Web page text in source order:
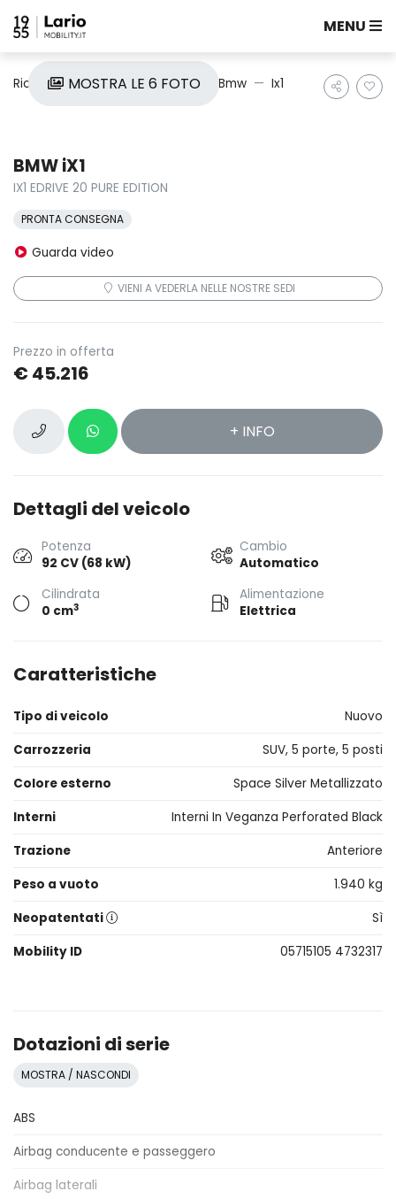
MENU
Ricerca auto Nuove e Km0 Bmw Ix1
MOSTRA LE 6 FOTO
BMW iX1
IX1 EDRIVE 20 PURE EDITION
PRONTA CONSEGNA
Guarda video
VIENI A VEDERLA NELLE NOSTRE SEDI
Prezzo in offerta
€ 45.216
+ INFO
Dettagli del veicolo
Potenza
92 CV (68 kW)
Cambio
Automatico
Cilindrata
0 cm3
Alimentazione
Elettrica
Caratteristiche
Tipo di veicolo
Nuovo
Carrozzeria
SUV, 5 porte, 5 posti
Colore esterno
Space Silver Metallizzato
Interni
Interni In Veganza Perforated Black
Trazione
Anteriore
Peso a vuoto
1.940 kg
Neopatentati
Sì
Mobility ID
05715105 4732317
Dotazioni di serie
MOSTRA / NASCONDI
ABS
Airbag conducente e passeggero
Airbag laterali